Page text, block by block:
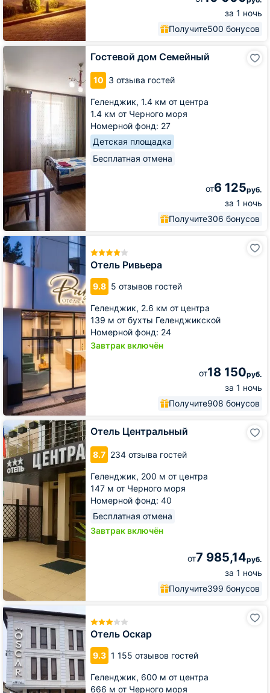
за 1 ночь
Получите500 бонусов
Гостевой дом Семейный
10 3 отзыва гостей
Геленджик, 1.4 км от центра
1.4 км от Черного моря
Номерной фонд: 27
Детская площадка
Бесплатная отмена
от6 125руб.
за 1 ночь
Получите306 бонусов
Гостевой
дом
Семейный
Отель Ривьера
9.8 5 отзывов гостей
Геленджик, 2.6 км от центра
139 м от бухты Геленджикской
Номерной фонд: 24
Завтрак включён
от18 150руб.
за 1 ночь
Получите908 бонусов
Отель
Ривьера
Отель Центральный
8.7 234 отзыва гостей
Геленджик, 200 м от центра
147 м от Черного моря
Номерной фонд: 40
Бесплатная отмена
Завтрак включён
от7 985,14руб.
за 1 ночь
Получите399 бонусов
Отель
Центральный
Отель Оскар
9.3 1 155 отзывов гостей
Геленджик, 600 м от центра
666 м от Черного моря
Отель
Оскар